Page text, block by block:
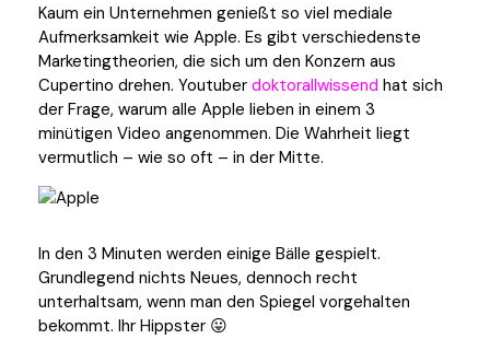
Kaum ein Unternehmen genießt so viel mediale
Aufmerksamkeit wie Apple. Es gibt verschiedenste
Marketingtheorien, die sich um den Konzern aus
Cupertino drehen. Youtuber doktorallwissend hat sich
der Frage, warum alle Apple lieben in einem 3
minütigen Video angenommen. Die Wahrheit liegt
vermutlich – wie so oft – in der Mitte.
In den 3 Minuten werden einige Bälle gespielt.
Grundlegend nichts Neues, dennoch recht
unterhaltsam, wenn man den Spiegel vorgehalten
bekommt. Ihr Hippster 😛